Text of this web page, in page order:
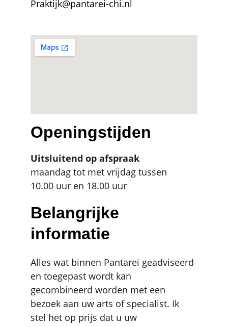
Praktijk@pantarei-chi.nl
Alles wat binnen Pantarei geadviseerd
en toegepast wordt kan
gecombineerd worden met een
bezoek aan uw arts of specialist. Ik
stel het op prijs dat u uw
Belangrijke
informatie
Openingstijden
Uitsluitend op afspraak
maandag tot met vrijdag tussen
10.00 uur en 18.00 uur